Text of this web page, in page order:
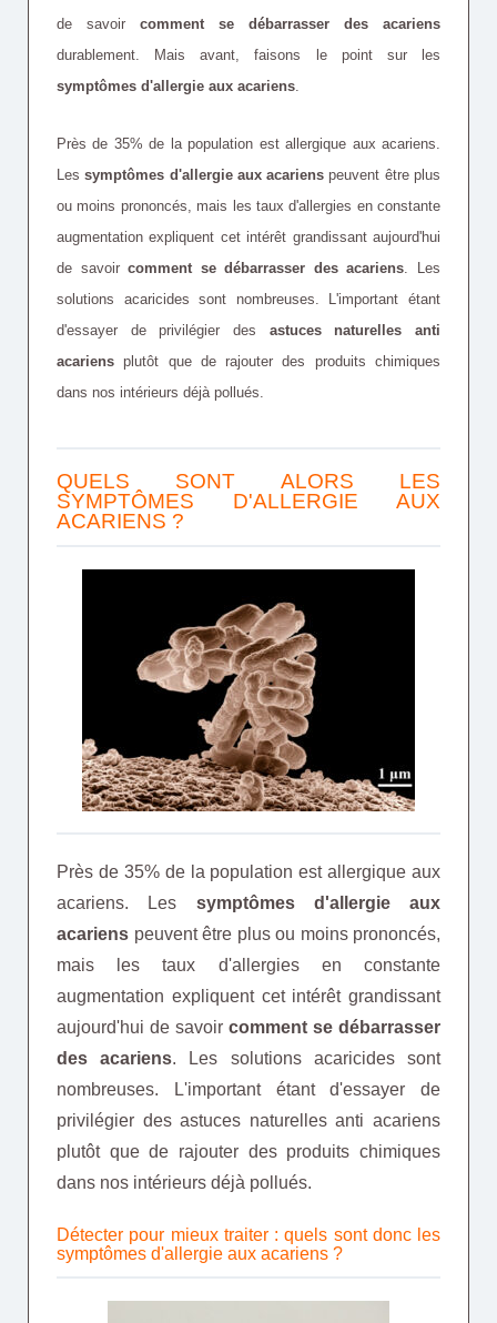
de savoir comment se débarrasser des acariens
durablement. Mais avant, faisons le point sur les
symptômes d'allergie aux acariens.
Près de 35% de la population est allergique aux acariens.
Lessymptômes d'allergie aux acariens peuvent être plus
ou moins prononcés, mais les taux d'allergies en constante
augmentation expliquent cet intérêt grandissant aujourd'hui
de savoircomment se débarrasser des acariens. Les
solutions acaricides sont nombreuses. L'important étant
d'essayer de privilégier des astuces naturelles anti
acariens plutôt que de rajouter des produits chimiques
dans nos intérieurs déjà pollués.
QUELS SONT ALORS LES
SYMPTÔMES D'ALLERGIE AUX
ACARIENS ?
Près de 35% de la population est allergique aux
acariens. Les symptômes d'allergie aux
acariens peuvent être plus ou moins prononcés,
mais les taux d'allergies en constante
augmentation expliquent cet intérêt grandissant
aujourd'hui de savoir comment se débarrasser
des acariens. Les solutions acaricides sont
nombreuses. L'important étant d'essayer de
privilégier des astuces naturelles anti acariens
plutôt que de rajouter des produits chimiques
dans nos intérieurs déjà pollués.
Détecter pour mieux traiter : quels sont donc les
symptômes d'allergie aux acariens ?